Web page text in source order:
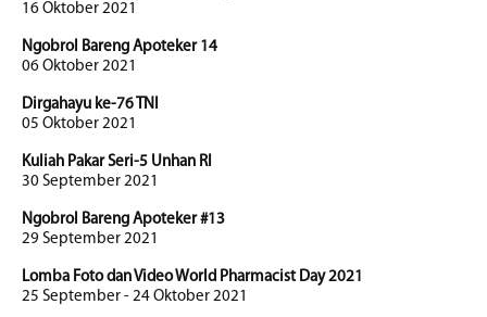
16 Oktober 2021
Ngobrol Bareng Apoteker 14
06 Oktober 2021
Dirgahayu ke-76 TNI
05 Oktober 2021
Kuliah Pakar Seri-5 Unhan RI
30 September 2021
Ngobrol Bareng Apoteker #13
29 September 2021
Lomba Foto dan Video World Pharmacist Day 2021
25 September - 24 Oktober 2021